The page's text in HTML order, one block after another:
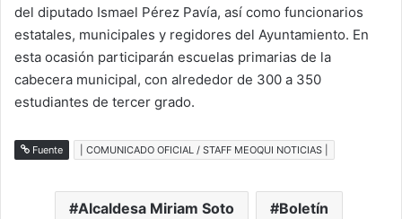
del diputado Ismael Pérez Pavía, así como funcionarios
estatales, municipales y regidores del Ayuntamiento. En
esta ocasión participarán escuelas primarias de la
cabecera municipal, con alrededor de 300 a 350
estudiantes de tercer grado.
Fuente | COMUNICADO OFICIAL / STAFF MEOQUI NOTICIAS |
Alcaldesa Miriam Soto Boletín